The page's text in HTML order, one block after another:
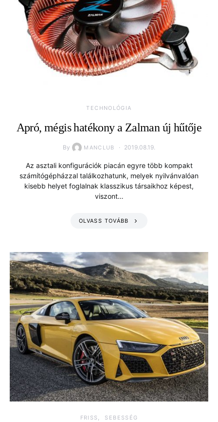
TECHNOLÓGIA
Apró, mégis hatékony a Zalman új hűtője
By MANCLUB 2019.08.19.
Az asztali konfigurációk piacán egyre több kompakt
számítógépházzal találkozhatunk, melyek nyilvánvalóan
kisebb helyet foglalnak klasszikus társaikhoz képest,
viszont…
OLVASS TOVÁBB
FRISS SEBESSÉG